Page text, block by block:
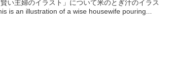
い主婦のイラスト」について米のとぎ汁のイラス
is an illustration of a wise housewife pouring...